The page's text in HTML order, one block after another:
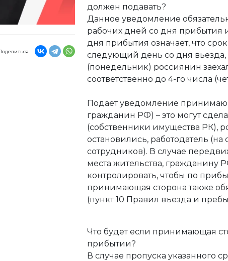
должен подавать?
Данное уведомление
рабочих дней со дня прибытия
дня прибытия означает, что
следующий день со дня вьезда,
(понедельник) россиянин
соответственно до 4-го числа
Подает уведомление
гражданин РФ) – это могут
(собственники имущества РК),
остановились, работодатель
сотрудников). В случае
места жительства, гражданину
контролировать, чтобы по
принимающая сторона также
(пункт 10 Правил въезда и
Что будет если принимающая
прибытии?
В случае пропуска указанного